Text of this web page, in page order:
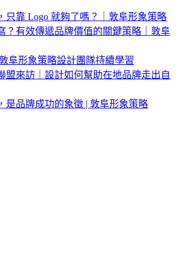
只靠 Logo 就夠了嗎？｜敦阜形象策略
？有效傳遞品牌價值的關鍵策略｜敦阜
阜形象策略設計團隊持續學習
盟來訪｜設計如何幫助在地品牌走出自
是品牌成功的象徵 | 敦阜形象策略